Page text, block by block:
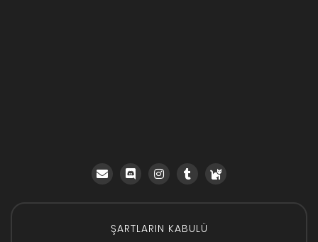
ŞARTLARIN KABULÜ